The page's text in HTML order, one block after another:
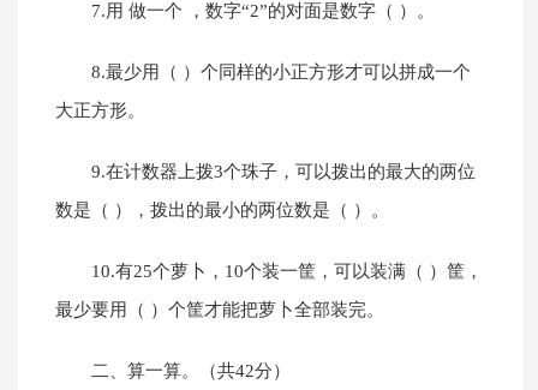
7.用 做一个 ，数字“2”的对面是数字（ ）。
8.最少用（ ）个同样的小正方形才可以拼成一个
大正方形。
9.在计数器上拨3个珠子，可以拨出的最大的两位
数是（ ），拨出的最小的两位数是（ ）。
10.有25个萝卜，10个装一筐，可以装满（ ）筐，
最少要用（ ）个筐才能把萝卜全部装完。
二、算一算。（共42分）